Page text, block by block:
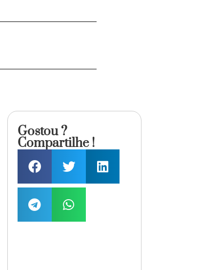
Gostou ?
Compartilhe !